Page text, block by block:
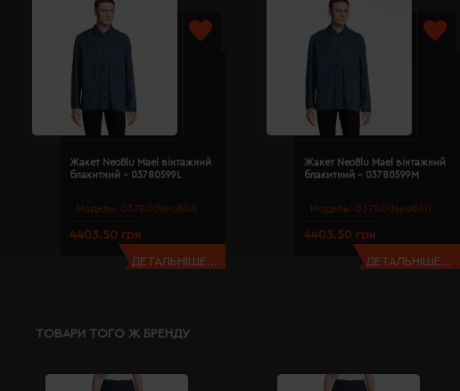
Модель: 03780(NeoBlu)
Жакет NeoBlu Mael вінтажний
блакитний - 03780599L
4403.50 грн
ДЕТАЛЬНІШЕ...
Модель: 03780(NeoBlu)
Жакет NeoBlu Mael вінтажний
блакитний - 03780599M
4403.50 грн
ДЕТАЛЬНІШЕ...
ТОВАРИ ТОГО Ж БРЕНДУ